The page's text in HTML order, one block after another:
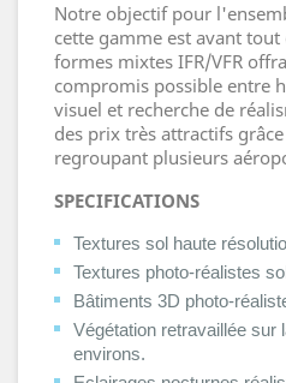
Notre objectif pour
cette gamme est avant
formes mixtes IFR/VFR
compromis possible entre
visuel et recherche de
des prix très attractifs
regroupant plusieurs
SPECIFICATIONS
Textures sol haute
Textures photo-réalistes
Bâtiments 3D photo-
Végétation retravaillée sur
environs.